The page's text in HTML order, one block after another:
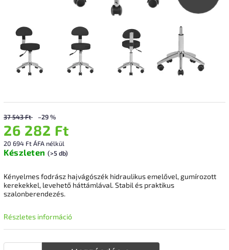
37 543 Ft –29 %
26 282 Ft
20 694 Ft ÁFA nélkül
Készleten (>5 db)
Kényelmes fodrász hajvágószék hidraulikus emelővel, gumírozott
kerekekkel, levehető háttámlával. Stabil és praktikus
szalonberendezés.
Részletes információ